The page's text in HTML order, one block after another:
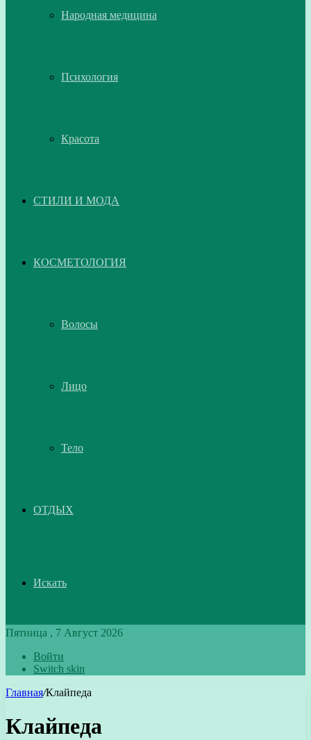
Народная медицина
Психология
Красота
СТИЛИ И МОДА
КОСМЕТОЛОГИЯ
Волосы
Лицо
Тело
ОТДЫХ
Искать
Пятница , 7 Август 2026
Войти
Switch skin
Главная/Клайпеда
Клайпеда